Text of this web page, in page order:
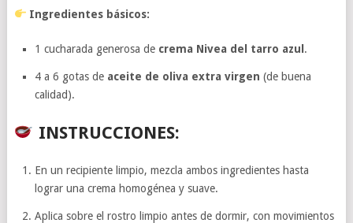
Ingredientes básicos:
1 cucharada generosa de crema Nivea del tarro azul.
4 a 6 gotas de aceite de oliva extra virgen (de buena
calidad).
INSTRUCCIONES:
En un recipiente limpio, mezcla ambos ingredientes hasta
lograr una crema homogénea y suave.
Aplica sobre el rostro limpio antes de dormir, con movimientos